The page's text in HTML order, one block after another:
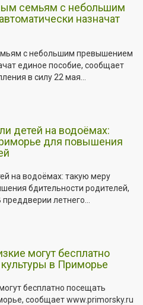
семьям с небольшим
назначат
с небольшим превышением
единое пособие, сообщает
в силу 22 мая...
детей на водоёмах:
для повышения
на водоёмах: такую меру
бдительности родителей,
летнего...
могут бесплатно
в Приморье
бесплатно посещать
сообщает www.primorsky.ru